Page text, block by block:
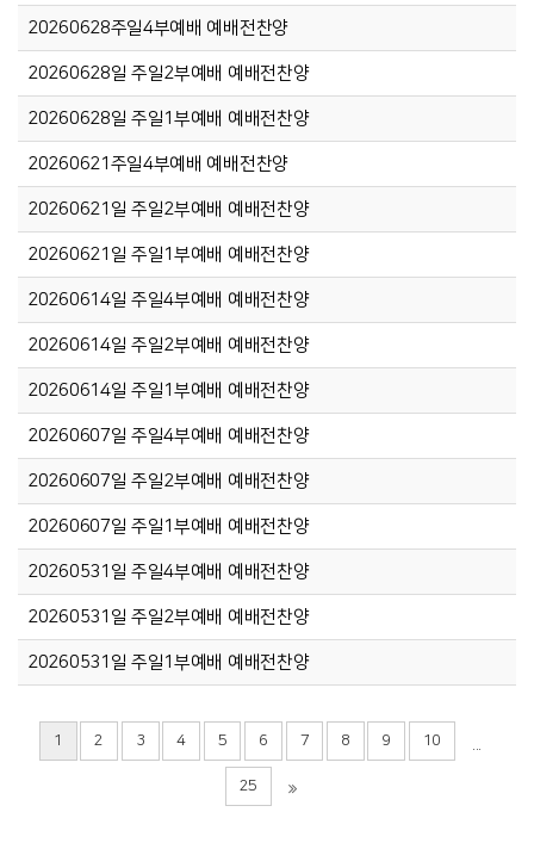
20260628주일4부예배 예배전찬양
20260628일 주일2부예배 예배전찬양
20260628일 주일1부예배 예배전찬양
20260621주일4부예배 예배전찬양
20260621일 주일2부예배 예배전찬양
20260621일 주일1부예배 예배전찬양
20260614일 주일4부예배 예배전찬양
20260614일 주일2부예배 예배전찬양
20260614일 주일1부예배 예배전찬양
20260607일 주일4부예배 예배전찬양
20260607일 주일2부예배 예배전찬양
20260607일 주일1부예배 예배전찬양
20260531일 주일4부예배 예배전찬양
20260531일 주일2부예배 예배전찬양
20260531일 주일1부예배 예배전찬양
1 2 3 4 5 6 7 8 9 10
25